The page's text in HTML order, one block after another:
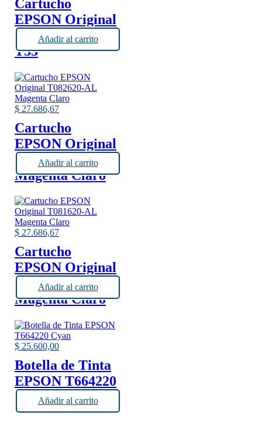
Cartucho
EPSON Original
T115126 Negro /
T33
Añadir al carrito
$ 27.686,67
Cartucho
EPSON Original
T082620-AL
Magenta Claro
Añadir al carrito
$ 27.686,67
Cartucho
EPSON Original
T081620-AL
Magenta Claro
Añadir al carrito
$ 25.600,00
Botella de Tinta
EPSON T664220
CyanAñadir al carrito